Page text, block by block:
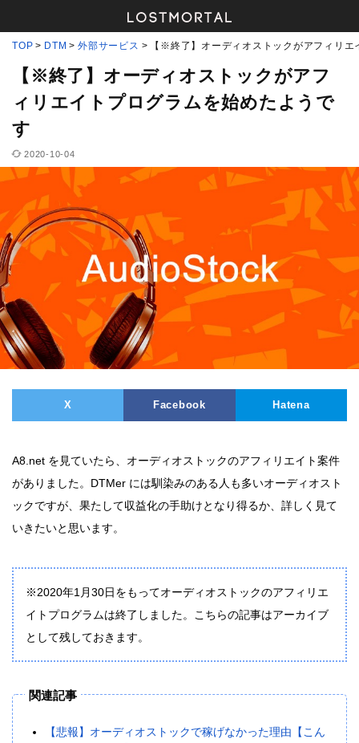
TOP DTM 外部サービス 【※終了】オーディオストックがアフィリ
【※終了】オーディオストックがアフ
ィリエイトプログラムを始めたようで
す
2020-10-04
X Facebook Hatena
A8.net を見ていたら、オーディオストックのアフィリエイト案件
がありました。DTMer には馴染みのある人も多いオーディオスト
ックですが、果たして収益化の手助けとなり得るか、詳しく見て
いきたいと思います。
※2020年1月30日をもってオーディオストックのアフィリエ
イトプログラムは終了しました。こちらの記事はアーカイブ
として残しておきます。
関連記事
【悲報】オーディオストックで稼げなかった理由【こん